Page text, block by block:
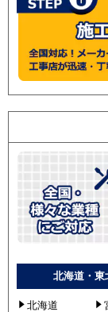
北海道・東
北海道